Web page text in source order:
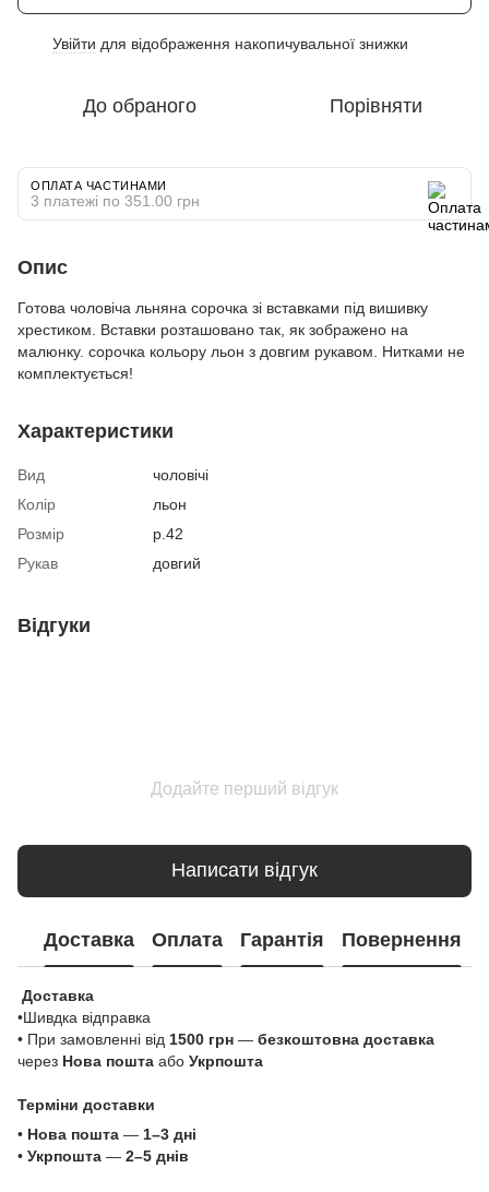
Увійти для відображення накопичувальної знижки
До обраного Порівняти
ОПЛАТА ЧАСТИНАМИ
3 платежі по 351.00 грн
Опис
Готова чоловіча льняна сорочка зі вставками під вишивку
хрестиком. Вставки розташовано так, як зображено на
малюнку. сорочка кольору льон з довгим рукавом. Нитками не
комплектується!
Характеристики
Вид
чоловічі
Колір
льон
Розмір
р.42
Рукав
довгий
Відгуки
Додайте перший відгук
Написати відгук
Доставка Оплата Гарантія Повернення
Доставка
•Шивдка відправка
• При замовленні від 1500 грн — безкоштовна доставка
через Нова пошта або Укрпошта
Терміни доставки
• Нова пошта — 1–3 дні
• Укрпошта — 2–5 днів